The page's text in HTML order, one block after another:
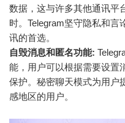
数据，这与许多其他通讯平
时。Telegram坚守隐私和言
讯的首选。
自毁消息和匿名功能:
能，用户可以根据需要设置
保护。秘密聊天模式为用户
感地区的用户。